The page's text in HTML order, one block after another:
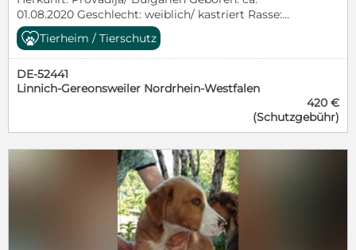
01.08.2020 Geschlecht: weiblich/ kastriert Rasse:
Mischling klein - mittel Ausreise ab: sofort Verträgt
sich mit: Hunde: ja Katzen: nicht bekannt Kinder: ja,
ab Teenager Charakter: Liebe, freundliche Dame, die
einfach nur gefallen möchte und die
Aufmerksamkeit ihrer Menschen liebt. Es kann sein,
dann wird sie Deine beste Freundin. Sicherheit:
Geimpft – gechipt – auf innere und äußere Parasiten
behandelt – EU Ausweis vorhanden Bemerkungen:
ZAFINA & ZAFAR sind Geschwister. ***************
Interesse geweckt? Wenn Sie nähere Informationen
zu dem Tier wünschen, schreiben Sie uns bitte eine
Tierheim / Tierschutz
DE-52441
Linnich-Gereonsweiler Nordrhein-Westfalen
420 €
(Schutzgebühr)